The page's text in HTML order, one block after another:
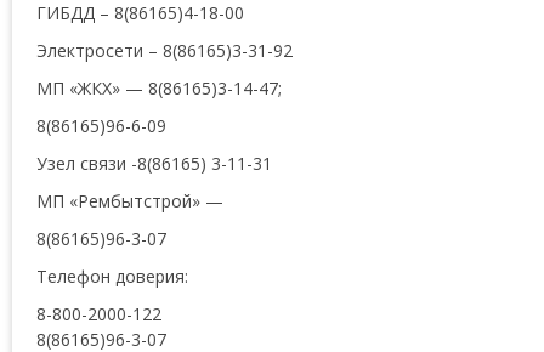
ГИБДД – 8(86165)4-18-00
Электросети – 8(86165)3-31-92
МП «ЖКХ» — 8(86165)3-14-47;
8(86165)96-6-09
Узел связи -8(86165) 3-11-31
МП «Рембытстрой» —
8(86165)96-3-07
Телефон доверия:
8-800-2000-122
8(86165)96-3-07